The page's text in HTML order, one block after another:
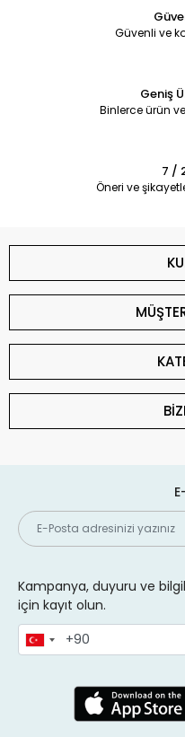
Güvenli ve
Geniş
Binlerce ürün
7 /
Öneri ve
Kampanya, duyuru ve
için kayıt olun.